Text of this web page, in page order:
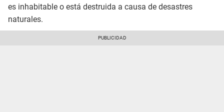
es inhabitable o está destruida a causa de desastres
naturales.